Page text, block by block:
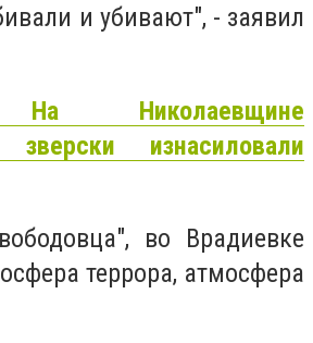
и убивают", - заявил
На Николаевщине
изнасиловали
во Врадиевке
террора, атмосфера